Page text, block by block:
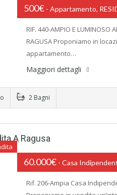
500€ - Appartamento,
RIF. 440-AMPIO E LUMINOSO
RAGUSA Proponiamo in
appartamento…
Maggiori dettagli
2 Bagni
A Ragusa
60.000€ - Casa
Rif. 206-Ampia Casa